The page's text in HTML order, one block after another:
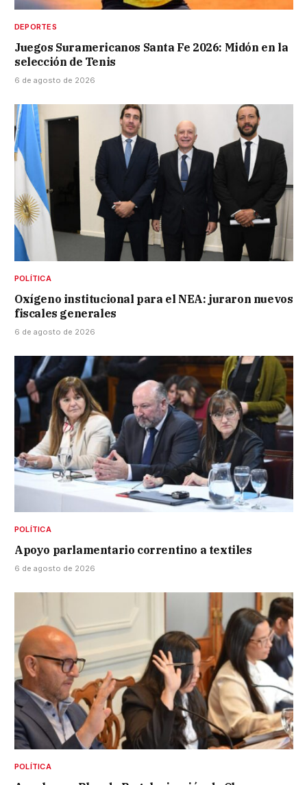
DEPORTES
Juegos Suramericanos Santa Fe 2026: Midón en la
selección de Tenis
6 de agosto de 2026
POLÍTICA
Oxígeno institucional para el NEA: juraron nuevos
fiscales generales
6 de agosto de 2026
POLÍTICA
Apoyo parlamentario correntino a textiles
6 de agosto de 2026
POLÍTICA